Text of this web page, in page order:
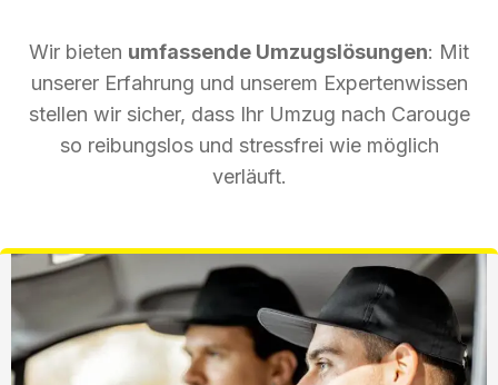
Wir bieten umfassende Umzugslösungen: Mit
unserer Erfahrung und unserem Expertenwissen
stellen wir sicher, dass Ihr Umzug nach Carouge
so reibungslos und stressfrei wie möglich
verläuft.